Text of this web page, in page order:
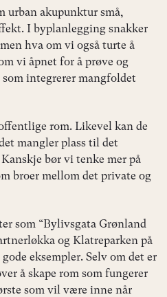
urban akupunktur små,
I byplanlegging snakker
hva om vi også turte å
vi åpnet for å prøve og
integrerer mangfoldet
rom. Likevel kan de
mangler plass til det
bør vi tenke mer på
broer mellom det private og
som “Bylivsgata Grønland
og Klatreparken på
eksempler. Selv om det er
å skape rom som fungerer
som vil være inne når